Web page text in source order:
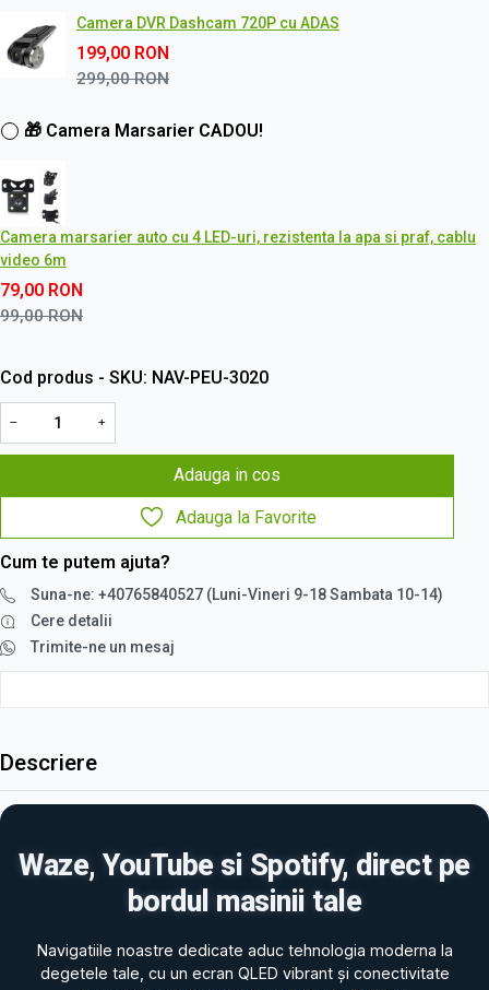
Camera DVR Dashcam 720P cu ADAS
199,00 RON
299,00RON
🎁 Camera Marsarier CADOU!
Camera marsarier auto cu 4 LED-uri, rezistenta la apa si praf, cablu
video 6m
79,00 RON
99,00RON
Cod produs - SKU NAV-PEU-3020
− +
Adauga in cos
Adauga la Favorite
Cum te putem ajuta?
Suna-ne: +40765840527 (Luni-Vineri 9-18 Sambata 10-14)
Cere detalii
Trimite-ne un mesaj
Descriere
Waze, YouTube si Spotify, direct pe
bordul masinii tale
Navigatiile noastre dedicate aduc tehnologia moderna la
degetele tale, cu un ecran QLED vibrant și conectivitate